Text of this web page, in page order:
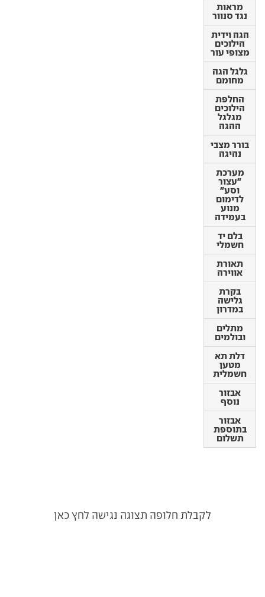
מראות
נגד סנוור
הגה וידית
הילוכים
מצופי עור
גלגל הגה
מחומם
החלפת
הילוכים
מגלגל
ההגה
בורר מצבי
נהיגה
מערכת
"עצור
וסע"
לדימום
מנוע
בעמידה
בלם יד
חשמלי
תאורת
אווירה
בקרת
גלישה
במדרון
מתלים
ובולמים
דלת תא
מטען
חשמלית
אבזור
נוסף
אבזור
בתוספת
תשלום
הגה וידית
הילוכים
מצופי עור
גלגל הגה
מחומם
החלפת
הילוכים
מגלגל
ההגה
בורר מצבי
נהיגה
מערכת
"עצור
וסע"
לדימום
מנוע
בעמידה
בלם יד
חשמלי
תאורת
אווירה
בקרת
גלישה
במדרון
מתלים
ובולמים
דלת תא
מטען
חשמלית
אבזור
נוסף
אבזור
בתוספת
תשלום
לקבלת חלופה תצוגה נגישה לחץ כאן